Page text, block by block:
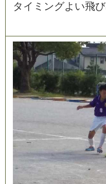
タ イ ミ ングよ い飛び